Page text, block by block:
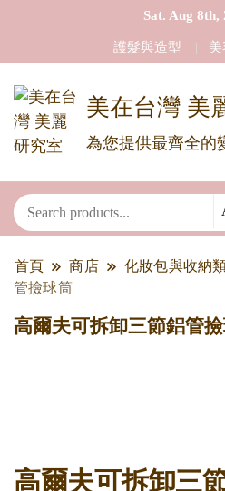
Sat. Aug 8th,
護髮與造型
美在台灣 美
為您提供最齊全的
首頁 商店 化妝包與收納
管撿球筒
高爾夫可拆卸三節鋁管
高爾夫可拆卸三